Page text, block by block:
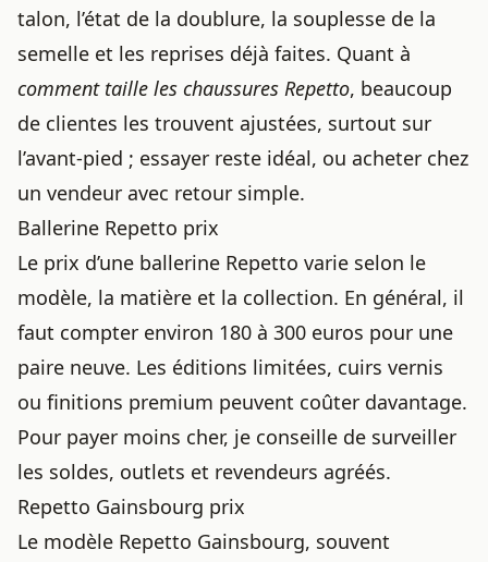
talon, l’état de la doublure, la souplesse de la
semelle et les reprises déjà faites. Quant à
comment taille les chaussures Repetto, beaucoup
de clientes les trouvent ajustées, surtout sur
l’avant-pied ; essayer reste idéal, ou acheter chez
un vendeur avec retour simple.
Ballerine Repetto prix
Le prix d’une ballerine Repetto varie selon le
modèle, la matière et la collection. En général, il
faut compter environ 180 à 300 euros pour une
paire neuve. Les éditions limitées, cuirs vernis
ou finitions premium peuvent coûter davantage.
Pour payer moins cher, je conseille de surveiller
les soldes, outlets et revendeurs agréés.
Repetto Gainsbourg prix
Le modèle Repetto Gainsbourg, souvent